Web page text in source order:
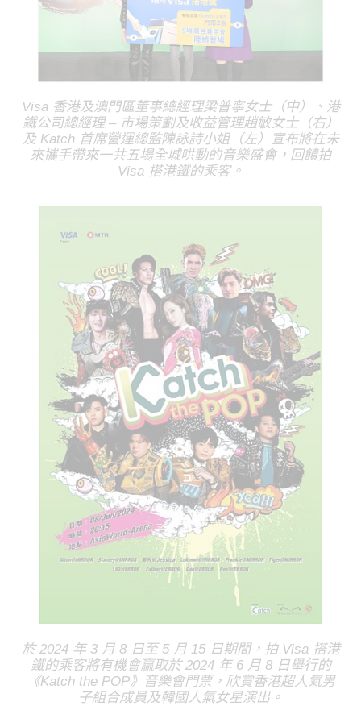
Visa 香港及澳門區董事總經理梁普寧女士（中）、港
鐵公司總經理 – 市場策劃及收益管理趙敏女士（右）
及 Katch 首席營運總監陳詠詩小姐（左）宣布將在未
來攜手帶來一共五場全城哄動的音樂盛會，回饋拍
Visa 搭港鐵的乘客。
於 2024 年 3 月 8 日至 5 月 15 日期間，拍 Visa 搭港
鐵的乘客將有機會贏取於 2024 年 6 月 8 日舉行的
《Katch the POP》音樂會門票，欣賞香港超人氣男
子組合成員及韓國人氣女星演出。